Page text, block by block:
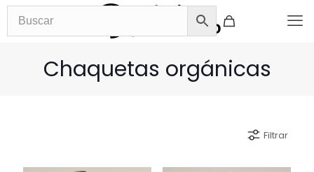
Chaquetas orgánicas
Filtrar